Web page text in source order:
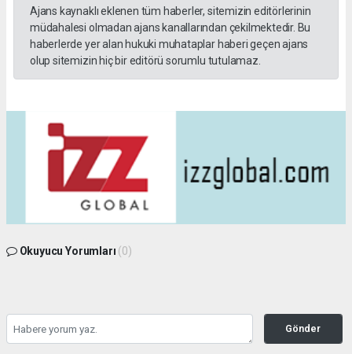
Ajans kaynaklı eklenen tüm haberler, sitemizin editörlerinin
müdahalesi olmadan ajans kanallarından çekilmektedir. Bu
haberlerde yer alan hukuki muhataplar haberi geçen ajans
olup sitemizin hiç bir editörü sorumlu tutulamaz.
Okuyucu Yorumları (0)
Gönder